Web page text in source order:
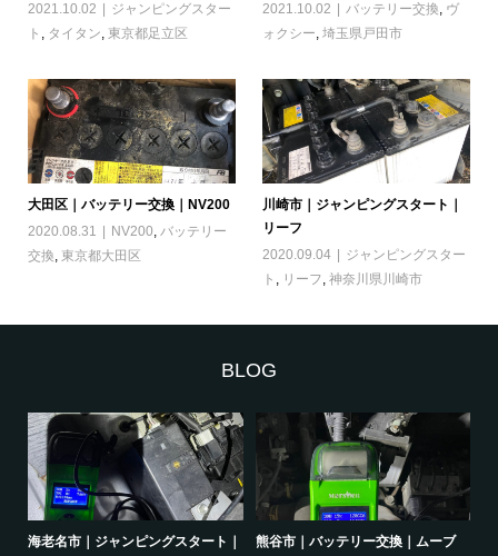
2021.10.02
ジャンピングスター
ト , タイタン, 東京都足立区
2021.10.02
バッテリー交換, ヴ
ォクシー,埼玉県戸田市
大田区｜バッテリー交換｜NV200
2020.08.31
NV200 バッテリー
交換 東京都大田区
川崎市｜ジャンピングスタート｜
リーフ
2020.09.04
ジャンピングスター
ト
リーフ ,神奈川県川崎市
BLOG
海老名市｜ジャンピングスタート｜
熊谷市｜バッテリー交換｜ムーブ